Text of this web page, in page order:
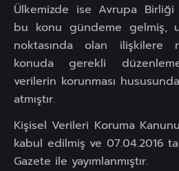
Ülkemizde ise Avrupa
bu konu gündeme gelmiş,
noktasında olan ilişkilere
konuda gerekli
verilerin korunması
atmıştır.
Kişisel Verileri Koruma
kabul edilmiş ve 07.04.2016
Gazete ile yayımlanmıştır.